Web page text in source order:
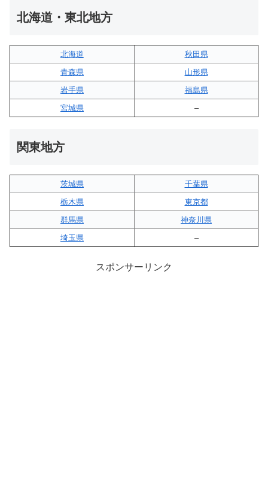
北海道・東北地方
北海道
秋田県
青森県
山形県
岩手県
福島県
宮城県
–
関東地方
茨城県
千葉県
栃木県
東京都
群馬県
神奈川県
埼玉県
–
スポンサーリンク